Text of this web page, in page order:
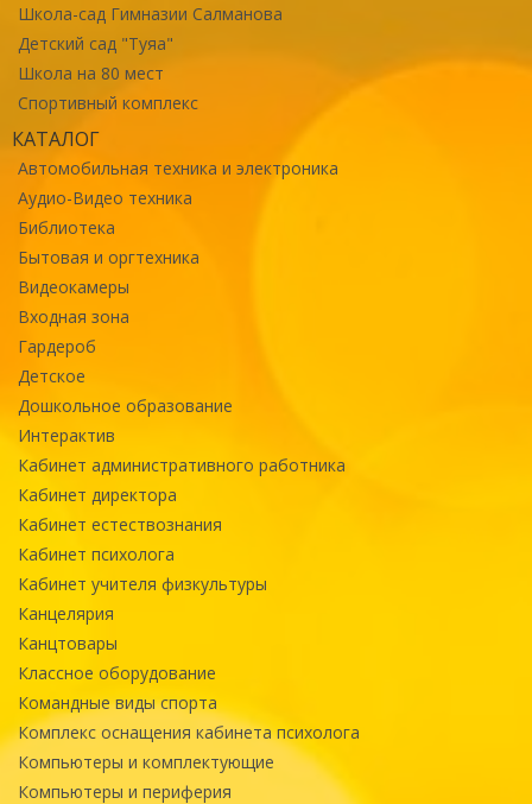
Школа-сад Гимназии Салманова
Детский сад "Туяа"
Школа на 80 мест
Спортивный комплекс
КАТАЛОГ
Автомобильная техника и электроника
Аудио-Видео техника
Библиотека
Бытовая и оргтехника
Видеокамеры
Входная зона
Гардероб
Детское
Дошкольное образование
Интерактив
Кабинет административного работника
Кабинет директора
Кабинет естествознания
Кабинет психолога
Кабинет учителя физкультуры
Канцелярия
Канцтовары
Классное оборудование
Командные виды спорта
Комплекс оснащения кабинета психолога
Компьютеры и комплектующие
Компьютеры и периферия